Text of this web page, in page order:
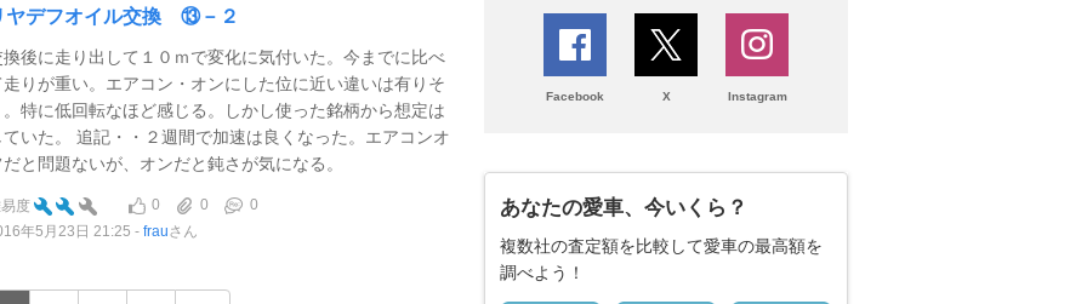
ヤデフオイル交換 ⑬－２
換後に走り出して１０ｍで変化に気付いた。今までに比べ
走りが重い。エアコン・オンにした位に近い違いは有りそ
。特に低回転なほど感じる。しかし使った銘柄から想定は
ていた。 追記・・２週間で加速は良くなった。エアコンオ
だと問題ないが、オンだと鈍さが気になる。
度 0 0
0
年5月23日 21:25
frauさん
Facebook X Instagram
あなたの愛車、今いくら？
複数社の査定額を比較して愛車の最高額を
調べよう！